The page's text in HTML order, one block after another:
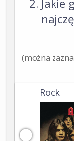
Jakie
(można
Rock